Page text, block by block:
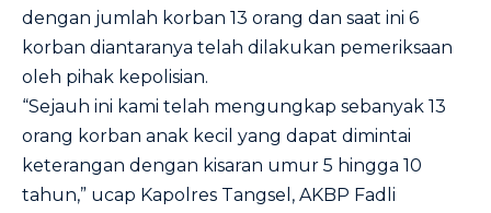
dengan jumlah korban 13 orang dan saat ini 6
korban diantaranya telah dilakukan pemeriksaan
oleh pihak kepolisian.
“Sejauh ini kami telah mengungkap sebanyak 13
orang korban anak kecil yang dapat dimintai
keterangan dengan kisaran umur 5 hingga 10
tahun,” ucap Kapolres Tangsel, AKBP Fadli